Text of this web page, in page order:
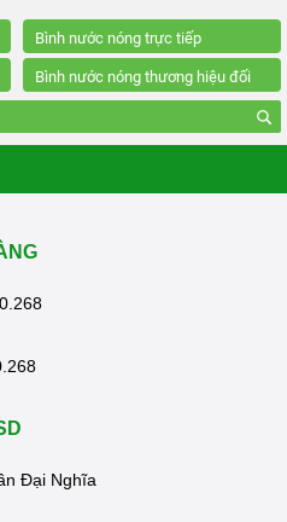
Bình nước nóng trực tiếp
Bình nước nóng thương hiệu đối
tác Goodman
Đại Nghĩa